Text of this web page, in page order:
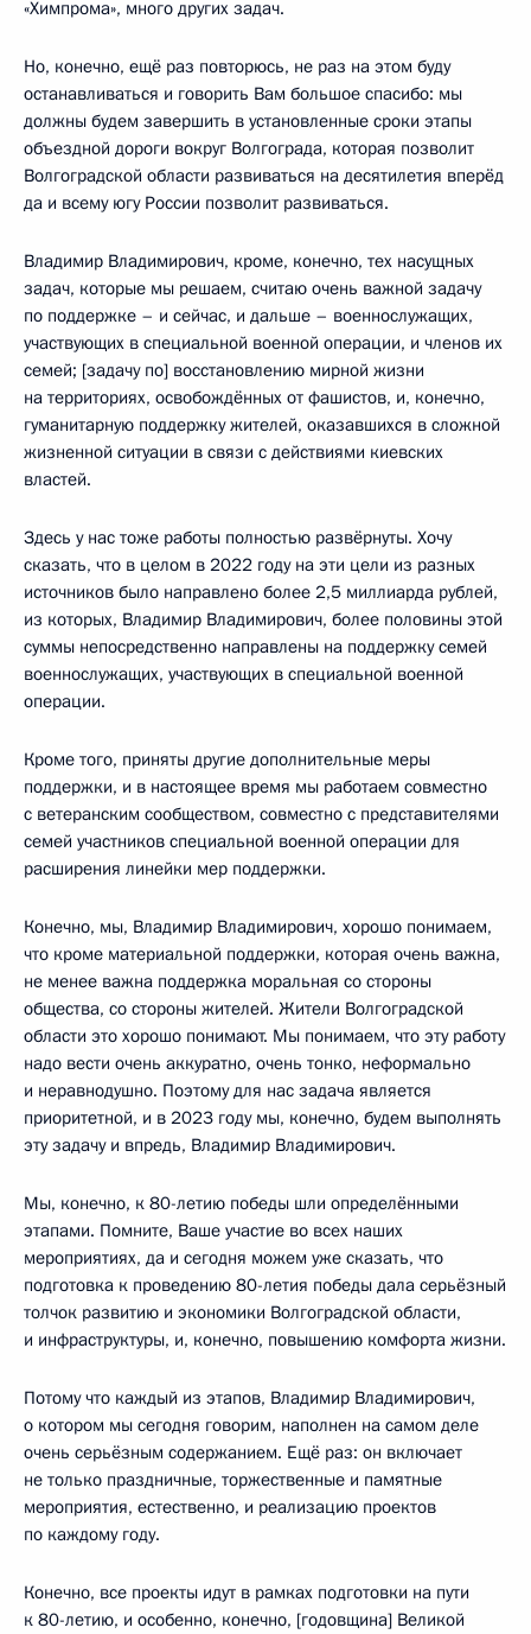
«Химпрома», много других задач.
Но, конечно, ещё раз повторюсь, не раз на этом буду
останавливаться и говорить Вам большое спасибо: мы
должны будем завершить в установленные сроки этапы
объездной дороги вокруг Волгограда, которая позволит
Волгоградской области развиваться на десятилетия вперёд
да и всему югу России позволит развиваться.
Владимир Владимирович, кроме, конечно, тех насущных
задач, которые мы решаем, считаю очень важной задачу
по поддержке – и сейчас, и дальше – военнослужащих,
участвующих в специальной военной операции, и членов их
семей; [задачу по] восстановлению мирной жизни
на территориях, освобождённых от фашистов, и, конечно,
гуманитарную поддержку жителей, оказавшихся в сложной
жизненной ситуации в связи с действиями киевских
властей.
Здесь у нас тоже работы полностью развёрнуты. Хочу
сказать, что в целом в 2022 году на эти цели из разных
источников было направлено более 2,5 миллиарда рублей,
из которых, Владимир Владимирович, более половины этой
суммы непосредственно направлены на поддержку семей
военнослужащих, участвующих в специальной военной
операции.
Кроме того, приняты другие дополнительные меры
поддержки, и в настоящее время мы работаем совместно
с ветеранским сообществом, совместно с представителями
семей участников специальной военной операции для
расширения линейки мер поддержки.
Конечно, мы, Владимир Владимирович, хорошо понимаем,
что кроме материальной поддержки, которая очень важна,
не менее важна поддержка моральная со стороны
общества, со стороны жителей. Жители Волгоградской
области это хорошо понимают. Мы понимаем, что эту работу
надо вести очень аккуратно, очень тонко, неформально
и неравнодушно. Поэтому для нас задача является
приоритетной, и в 2023 году мы, конечно, будем выполнять
эту задачу и впредь, Владимир Владимирович.
Мы, конечно, к 80-летию победы шли определёнными
этапами. Помните, Ваше участие во всех наших
мероприятиях, да и сегодня можем уже сказать, что
подготовка к проведению 80-летия победы дала серьёзный
толчок развитию и экономики Волгоградской области,
и инфраструктуры, и, конечно, повышению комфорта жизни.
Потому что каждый из этапов, Владимир Владимирович,
о котором мы сегодня говорим, наполнен на самом деле
очень серьёзным содержанием. Ещё раз: он включает
не только праздничные, торжественные и памятные
мероприятия, естественно, и реализацию проектов
по каждому году.
Конечно, все проекты идут в рамках подготовки на пути
к 80-летию, и особенно, конечно, [годовщина] Великой